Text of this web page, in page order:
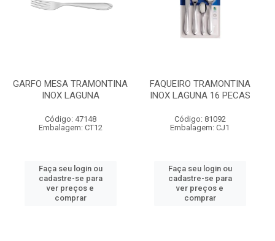
GARFO MESA TRAMONTINA
INOX LAGUNA
Código: 47148
Embalagem: CT12
Faça seu login ou
cadastre-se para
ver preços e
comprar
FAQUEIRO TRAMONTINA
INOX LAGUNA 16 PECAS
Código: 81092
Embalagem: CJ1
Faça seu login ou
cadastre-se para
ver preços e
comprar